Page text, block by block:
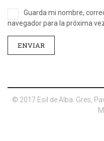
Guarda mi nombre,
navegador para la próxima
© 2017 Esil de Alba. Gres,